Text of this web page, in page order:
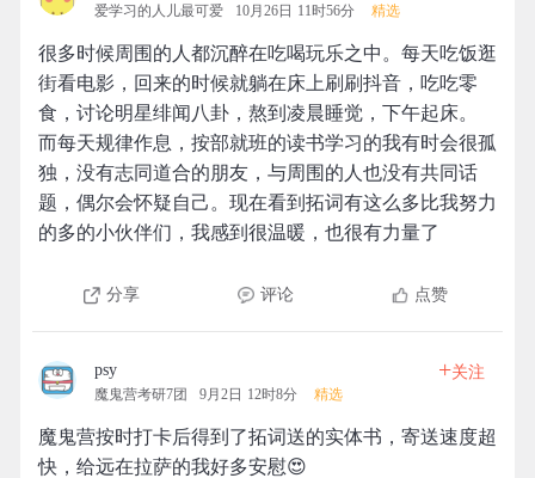
爱学习的人儿最可爱 10月26日 11时56分 精选
很多时候周围的人都沉醉在吃喝玩乐之中。每天吃饭逛
街看电影，回来的时候就躺在床上刷刷抖音，吃吃零
食，讨论明星绯闻八卦，熬到凌晨睡觉，下午起床。
而每天规律作息，按部就班的读书学习的我有时会很孤
独，没有志同道合的朋友，与周围的人也没有共同话
题，偶尔会怀疑自己。现在看到拓词有这么多比我努力
的多的小伙伴们，我感到很温暖，也很有力量了
分享 评论 点赞
psy
魔鬼营考研7团 9月2日 12时8分 精选
+关注
魔鬼营按时打卡后得到了拓词送的实体书，寄送速度超
快，给远在拉萨的我好多安慰😍